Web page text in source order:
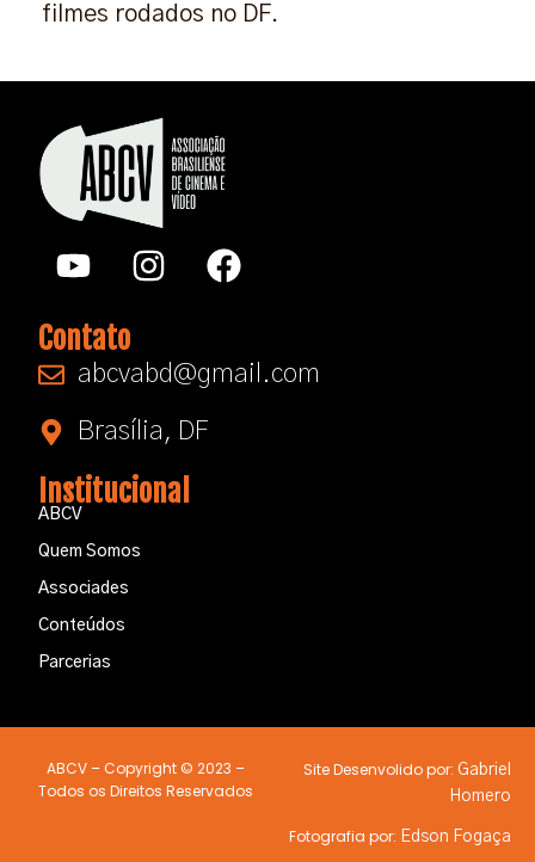
filmes rodados no DF.
Contato
abcvabd@gmail.com​
Brasília, DF
Institucional
ABCV
Quem Somos
Associades
Conteúdos
Parcerias
ABCV – Copyright © 2023 –
Todos os Direitos Reservados
Site Desenvolido por: Gabriel
Homero
Fotografia por: Edson Fogaça